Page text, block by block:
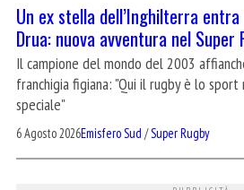
Un ex stella dell’Inghilterra
Drua: nuova avventura nel Super
Il campione del mondo del 2003
franchigia figiana: "Qui il rugby è lo sport
speciale"
6 Agosto 2026Emisfero Sud /Super Rugby